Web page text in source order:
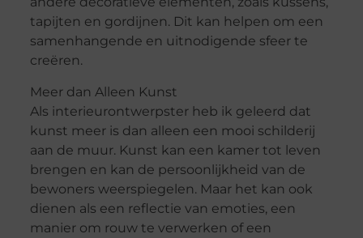
tapijten en gordijnen. Dit kan helpen om een
samenhangende en uitnodigende sfeer te
creëren.
Meer dan Alleen Kunst
Als interieurontwerpster heb ik geleerd dat
kunst meer is dan alleen een mooi schilderij
aan de muur. Kunst kan een kamer tot leven
brengen en kan de persoonlijkheid van de
bewoners weerspiegelen. Maar het kan ook
dienen als een reflectie van emoties, een
manier om rouw te verwerken of een